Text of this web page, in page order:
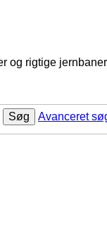
og rigtige
Søg Avanceret